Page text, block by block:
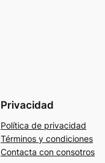
Privacidad
Política de privacidad
Términos y condiciones
Contacta con consotros